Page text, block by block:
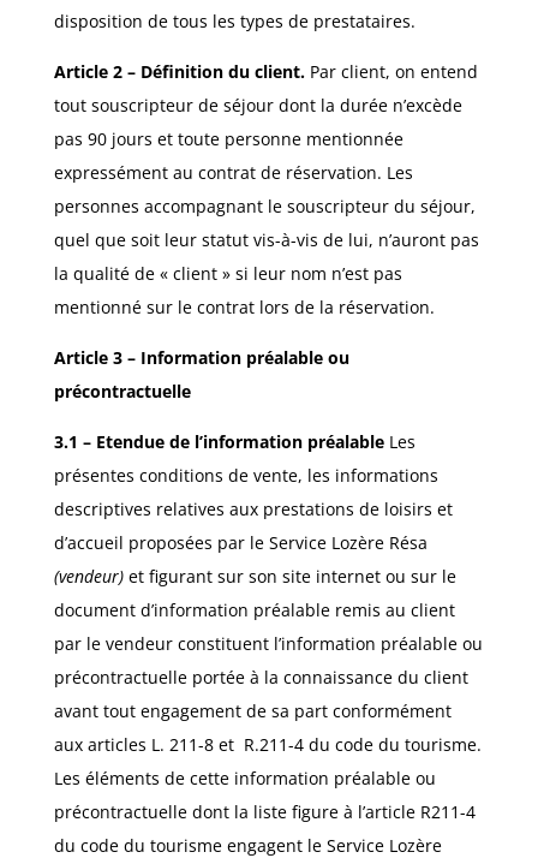
disposition de tous les types de prestataires.
Article 2 – Définition du client. Par client, on entend
tout souscripteur de séjour dont la durée n’excède
pas 90 jours et toute personne mentionnée
expressément au contrat de réservation. Les
personnes accompagnant le souscripteur du séjour,
quel que soit leur statut vis-à-vis de lui, n’auront pas
la qualité de « client » si leur nom n’est pas
mentionné sur le contrat lors de la réservation.
Article 3 – Information préalable ou
précontractuelle
3.1 – Etendue de l’information préalable Les
présentes conditions de vente, les informations
descriptives relatives aux prestations de loisirs et
d’accueil proposées par le Service Lozère Résa
(vendeur)et figurant sur son site internet ou sur le
document d’information préalable remis au client
par le vendeur constituent l’information préalable ou
précontractuelle portée à la connaissance du client
avant tout engagement de sa part conformément
aux articles L. 211-8 etR.211-4 du code du tourisme.
Les éléments de cette information préalable ou
précontractuelle dont la liste figure à l’article R211-4
du code du tourisme engagent le Service Lozère